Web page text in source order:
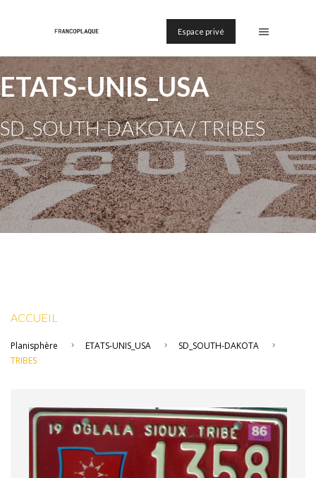
Espace privé
ETATS-UNIS_USA
SD_SOUTH-DAKOTA / TRIBES
ACCUEIL
Planisphère ETATS-UNIS_USA
SD_SOUTH-DAKOTA
TRIBES